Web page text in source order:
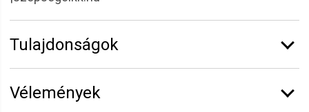
Tulajdonságok
Vélemények